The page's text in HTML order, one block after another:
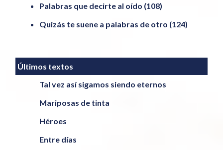
Palabras que decirte al oído (108)
Quizás te suene a palabras de otro (124)
Últimos textos
Tal vez así sigamos siendo eternos
Mariposas de tinta
Héroes
Entre días